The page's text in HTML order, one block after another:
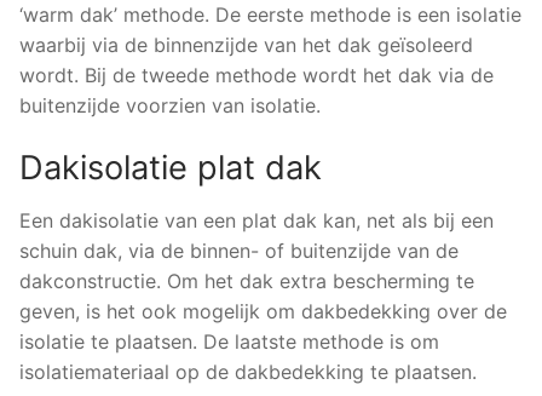
‘warm dak’ methode. De eerste methode is een isolatie
waarbij via de binnenzijde van het dak geïsoleerd
wordt. Bij de tweede methode wordt het dak via de
buitenzijde voorzien van isolatie.
Dakisolatie plat dak
Een dakisolatie van een plat dak kan, net als bij een
schuin dak, via de binnen- of buitenzijde van de
dakconstructie. Om het dak extra bescherming te
geven, is het ook mogelijk om dakbedekking over de
isolatie te plaatsen. De laatste methode is om
isolatiemateriaal op de dakbedekking te plaatsen.